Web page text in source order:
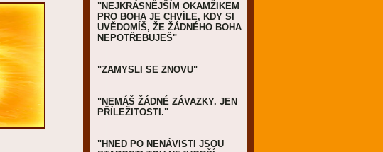
"NEJKRÁSNĚJŠÍM OKAMŽIKEM
PRO BOHA JE CHVÍLE, KDY SI
UVĚDOMÍŠ, ŽE ŽÁDNÉHO BOHA
NEPOTŘEBUJEŠ"
"ZAMYSLI SE ZNOVU"
"NEMÁŠ ŽÁDNÉ ZÁVAZKY. JEN
PŘÍLEŽITOSTI."
"HNED PO NENÁVISTI JSOU